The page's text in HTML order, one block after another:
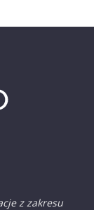
z zakresu